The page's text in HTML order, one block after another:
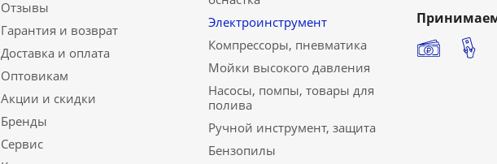
Отзывы
Гарантия и возврат
Доставка и оплата
Оптовикам
Акции и скидки
Бренды
Сервис
Электроинструмент
Компрессоры, пневматика
Мойки высокого давления
Насосы, помпы, товары для
полива
Ручной инструмент, защита
Бензопилы